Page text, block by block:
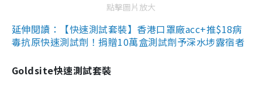
點擊圖片放大
延伸閱讀：【快速測試套裝】香港口罩廠acc+推$18病
毒抗原快速測試劑！捐贈10萬盒測試劑予深水埗露宿者
Goldsite快速測試套裝